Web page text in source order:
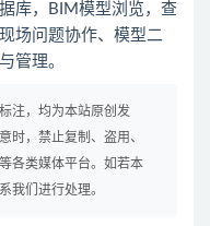
库，BIM模型浏览，查
场问题协作、模型二
管理。
注，均为本站原创发
时，禁止复制、盗用、
各类媒体平台。如若本
我们进行处理。